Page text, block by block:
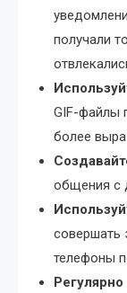
получали
GIF-файлы
более
общения с
совершать
телефоны